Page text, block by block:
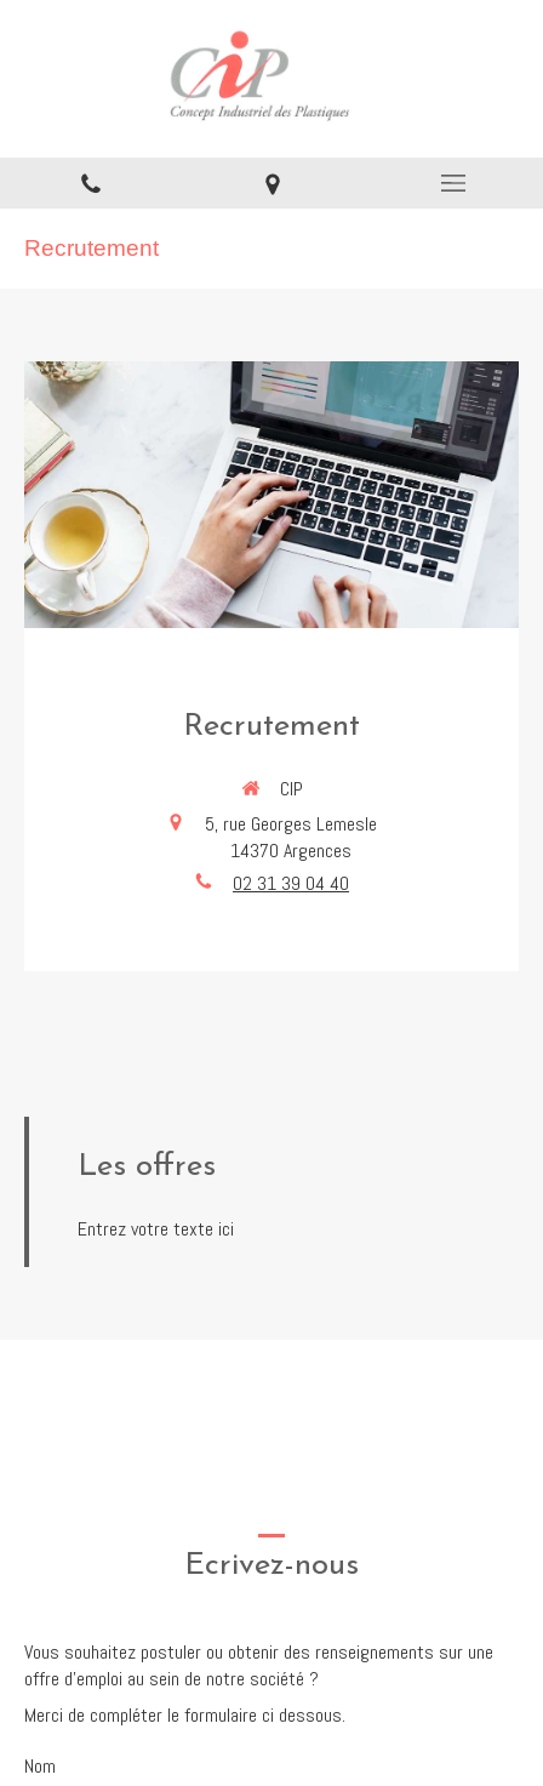
Recrutement
Recrutement
CIP
5, rue Georges Lemesle
14370 Argences
02 31 39 04 40
Les offres
Entrez votre texte ici
Ecrivez-nous
Vous souhaitez postuler ou obtenir des renseignements sur une
offre d'emploi au sein de notre société ?
Merci de compléter le formulaire ci dessous.
Nom